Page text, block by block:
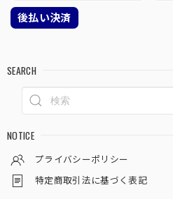
後払い決済
SEARCH
NOTICE
プライバシーポリシー
特定商取引法に基づく表記